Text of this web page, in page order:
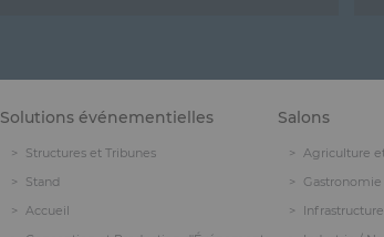
Solutions événementielles
Structures et Tribunes
Stand
Accueil
Salons
Agriculture